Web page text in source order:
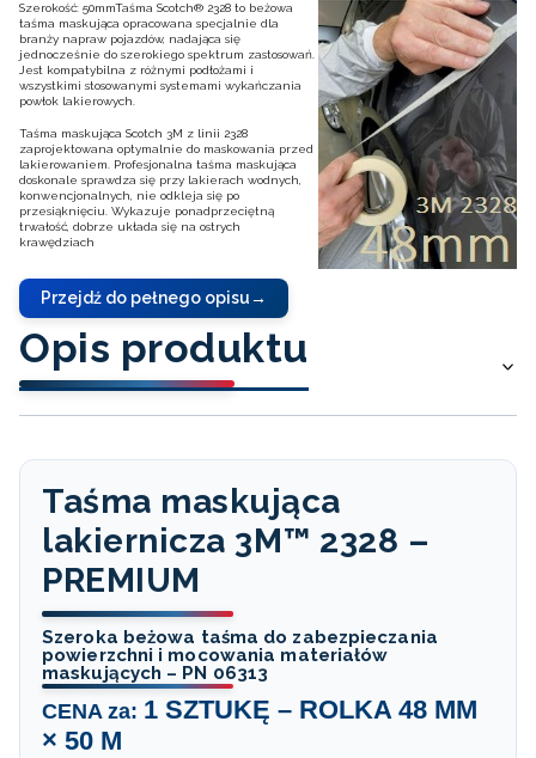
Szerokość: 50mmTaśma Scotch® 2328 to beżowa
taśma maskująca opracowana specjalnie dla
branży napraw pojazdów, nadająca się
jednocześnie do szerokiego spektrum zastosowań.
Jest kompatybilna z różnymi podłożami i
wszystkimi stosowanymi systemami wykańczania
powłok lakierowych.
Taśma maskująca Scotch 3M z linii 2328
zaprojektowana optymalnie do maskowania przed
lakierowaniem. Profesjonalna taśma maskująca
doskonale sprawdza się przy lakierach wodnych,
konwencjonalnych, nie odkleja się po
przesiąknięciu. Wykazuje ponadprzeciętną
trwałość, dobrze układa się na ostrych
krawędziach
Przejdź do pełnego opisu
Opis produktu
Taśma maskująca
lakiernicza 3M™ 2328 –
PREMIUM
Szeroka beżowa taśma do zabezpieczania
powierzchni i mocowania materiałów
maskujących – PN 06313
CENA za: 1 SZTUKĘ – ROLKA 48 MM
× 50 M